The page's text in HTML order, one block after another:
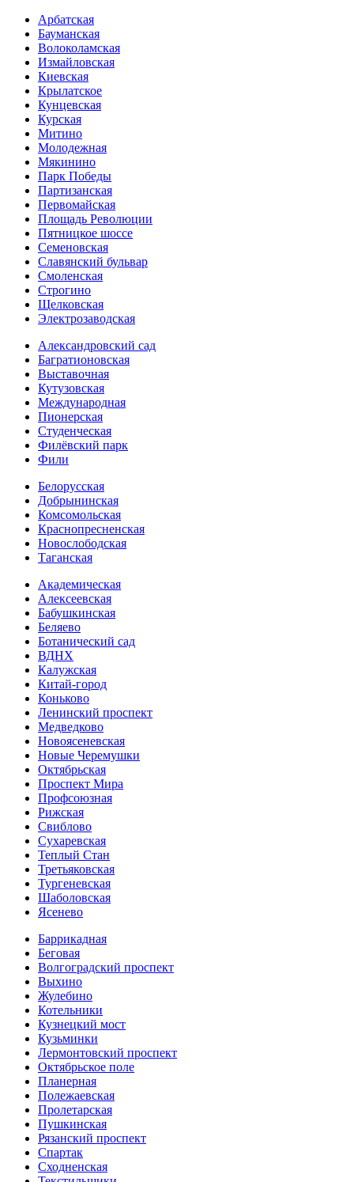
Арбатская
Бауманская
Волоколамская
Измайловская
Киевская
Крылатское
Кунцевская
Курская
Митино
Молодежная
Мякинино
Парк Победы
Партизанская
Первомайская
Площадь Революции
Пятницкое шоссе
Семеновская
Славянский бульвар
Смоленская
Строгино
Щелковская
Электро­заводская
Александ­ровский сад
Багратионовская
Выставочная
Кутузовская
Международная
Пионерская
Студенческая
Филёвский парк
Фили
Белорусская
Добрынинская
Комсо­мольская
Краснопресненская
Новослободская
Таганская
Академическая
Алексеевская
Бабушкинская
Беляево
Ботанический сад
ВДНХ
Калужская
Китай-город
Коньково
Ленинский проспект
Медведково
Новоясе­невская
Новые Черемушки
Октябрьская
Проспект Мира
Профсоюзная
Рижская
Свиблово
Сухаревская
Теплый Стан
Третьяковская
Тургеневская
Шаболовская
Ясенево
Баррикадная
Беговая
Волгоградский проспект
Выхино
Жулебино
Котельники
Кузнецкий мост
Кузьминки
Лермонтовский проспект
Октябрьское поле
Планерная
Полежаевская
Пролетарская
Пушкинская
Рязанский проспект
Спартак
Сходненская